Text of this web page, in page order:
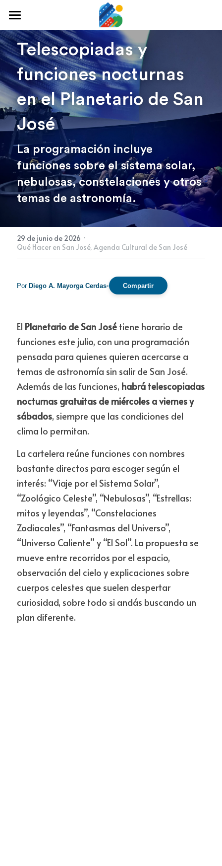
Home
Qué hacer
Arte y cultura
Cine y TV
Comida y tragos
Tours desde San José
Museos
Buscar
Newsletter
Telescopiadas y
funciones nocturnas
en el Planetario de San
José
La programación incluye
funciones sobre el sistema solar,
nebulosas, constelaciones y otros
temas de astronomía.
29 de junio de 2026 ·
Qué Hacer en San José, Agenda Cultural de San José
Por Diego A. Mayorga Cerdas• Compartir
El Planetario de San José tiene horario de
funciones este julio, con una programación
pensada para quienes quieren acercarse a
temas de astronomía sin salir de San José.
Además de las funciones, habrá telescopiadas
nocturnas gratuitas de miércoles a viernes y
sábados, siempre que las condiciones del
clima lo permitan.
La cartelera reúne funciones con nombres
bastante directos para escoger según el
interés: “Viaje por el Sistema Solar”,
“Zoológico Celeste”, “Nebulosas”, “Estrellas:
mitos y leyendas”, “Constelaciones
Zodiacales”, “Fantasmas del Universo”,
“Universo Caliente” y “El Sol”. La propuesta se
mueve entre recorridos por el espacio,
observación del cielo y explicaciones sobre
cuerpos celestes que suelen despertar
curiosidad, sobre todo si andás buscando un
plan diferente.